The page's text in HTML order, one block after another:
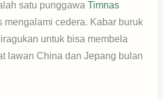
satu punggawa Timnas
mengalami cedera. Kabar buruk
untuk bisa membela
lawan China dan Jepang bulan